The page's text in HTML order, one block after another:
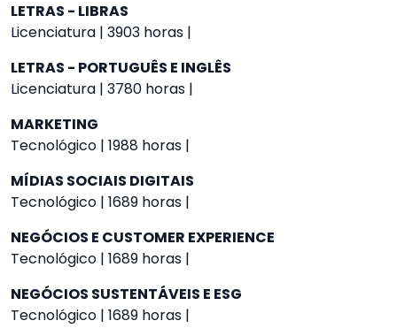
LETRAS - LIBRAS
Licenciatura | 3903 horas |
LETRAS - PORTUGUÊS E INGLÊS
Licenciatura | 3780 horas |
MARKETING
Tecnológico | 1988 horas |
MÍDIAS SOCIAIS DIGITAIS
Tecnológico | 1689 horas |
NEGÓCIOS E CUSTOMER EXPERIENCE
Tecnológico | 1689 horas |
NEGÓCIOS SUSTENTÁVEIS E ESG
Tecnológico | 1689 horas |